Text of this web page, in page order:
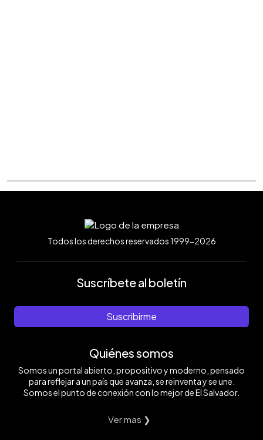
Todos los derechos reservados 1999-2026
Suscríbete al boletín
Suscribirme
Quiénes somos
Somos un portal abierto, propositivo y moderno, pensado
para reflejar a un país que avanza, se reinventa y se une.
Somos el punto de conexión con lo mejor de El Salvador.
Ver mas ❯